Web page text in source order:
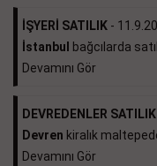
İŞYERİ SATILIK -
İstanbul
bağcılarda
Devamını Gör
DEVREDENLER SATILIK
Devren kiralık
Devamını Gör